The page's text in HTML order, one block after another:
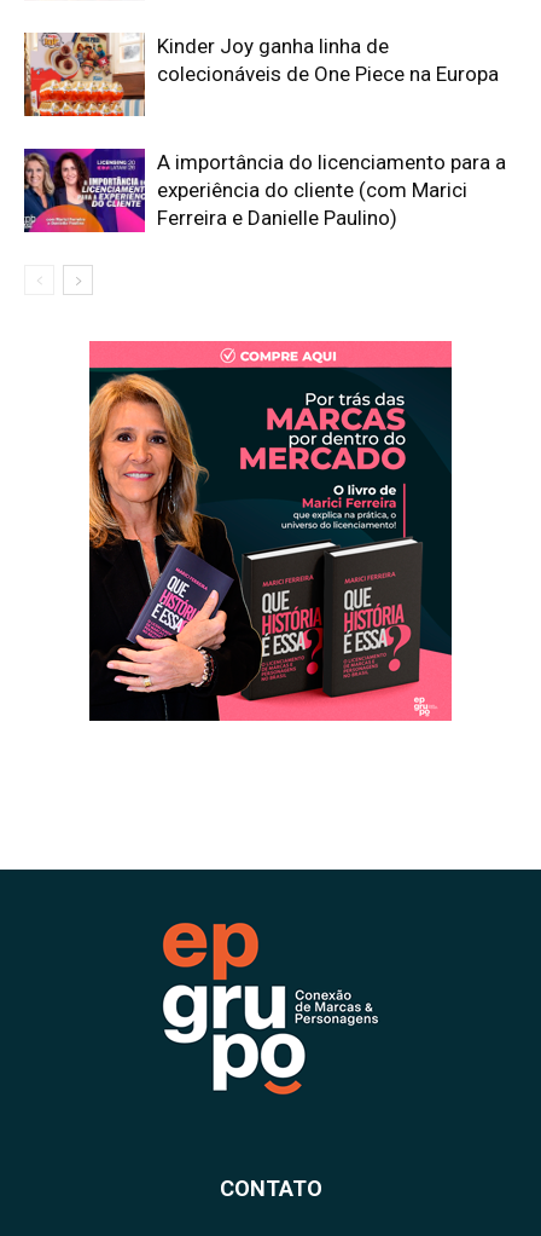
Kinder Joy ganha linha de
colecionáveis de One Piece na Europa
A importância do licenciamento para a
experiência do cliente (com Marici
Ferreira e Danielle Paulino)
CONTATO